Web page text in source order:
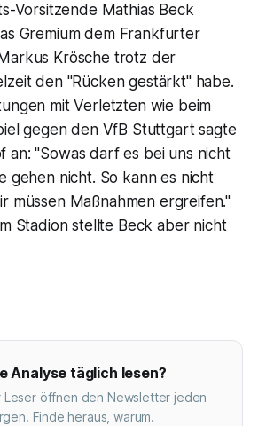
Vorsitzende Mathias Beck
Gremium dem Frankfurter
Krösche trotz der
den "Rücken gestärkt" habe.
mit Verletzten wie beim
gegen den VfB Stuttgart sagte
an: "Sowas darf es bei uns nicht
gehen nicht. So kann es nicht
müssen Maßnahmen ergreifen."
Stadion stellte Beck aber nicht
Analyse täglich lesen?
Leser öffnen den Newsletter jeden
Finde heraus, warum.